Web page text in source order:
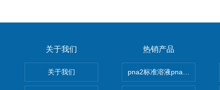
关于我们
关于我们
热销产品
pna2标准溶液pna3 pna4